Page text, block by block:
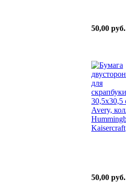
50,00 руб.
50,00 руб.